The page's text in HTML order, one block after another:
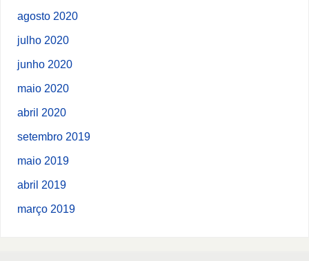
agosto 2020
julho 2020
junho 2020
maio 2020
abril 2020
setembro 2019
maio 2019
abril 2019
março 2019